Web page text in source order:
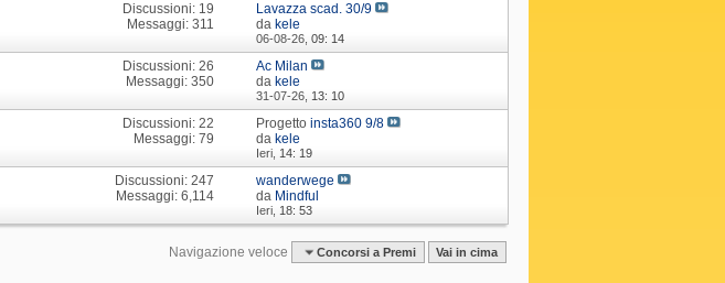
Discussioni: 19
Messaggi: 311
Lavazza scad. 30/9
da kele
06-08-26,09: 14
Discussioni: 26
Messaggi: 350
Ac Milan
da kele
31-07-26, 13: 10
Discussioni: 22
Messaggi: 79
Progettoinsta360 9/8
da kele
Ieri, 14: 19
Discussioni: 247
Messaggi: 6,114
wanderwege
da Mindful
Ieri, 18: 53
Navigazione veloce Concorsi a Premi Vai in cima